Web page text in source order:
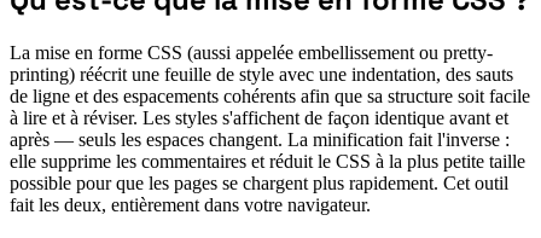
La mise en forme CSS (aussi appelée embellissement ou pretty-
printing) réécrit une feuille de style avec une indentation, des sauts
de ligne et des espacements cohérents afin que sa structure soit facile
à lire et à réviser. Les styles s'affichent de façon identique avant et
après — seuls les espaces changent. La minification fait l'inverse :
elle supprime les commentaires et réduit le CSS à la plus petite taille
possible pour que les pages se chargent plus rapidement. Cet outil
fait les deux, entièrement dans votre navigateur.